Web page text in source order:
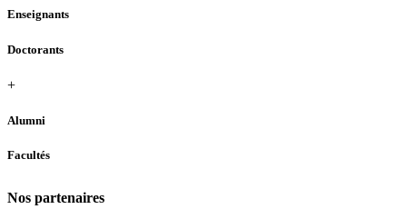
Enseignants
Doctorants
+
Alumni
Facultés
Nos partenaires